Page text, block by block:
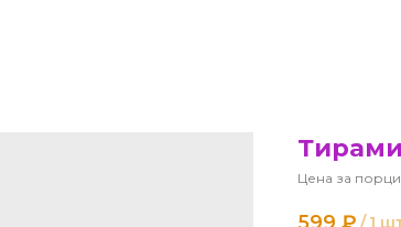
Цена за
/ 1